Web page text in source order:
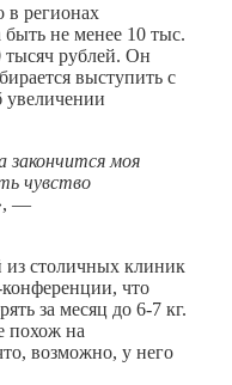
в регионах
быть не менее 10 тыс.
рублей. Он
выступить с
увеличении
закончится моя
чувство
—
из столичных клиник
конференции, что
за месяц до 6-7 кг.
похож на
возможно, у него